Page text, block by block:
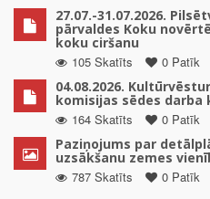
27.07.-31.07.2026.
pārvaldes Koku
koku ciršanu
105 Skatīts
0 Patīk
04.08.2026.
komisijas sēdes darba
164 Skatīts
0 Patīk
Paziņojums par
uzsākšanu zemes
787 Skatīts
0 Patīk